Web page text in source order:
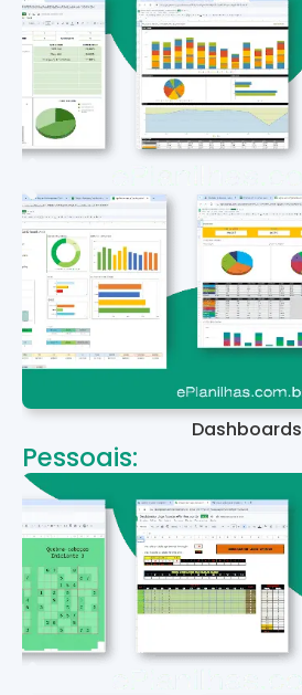
Dashboards
Pessoais: